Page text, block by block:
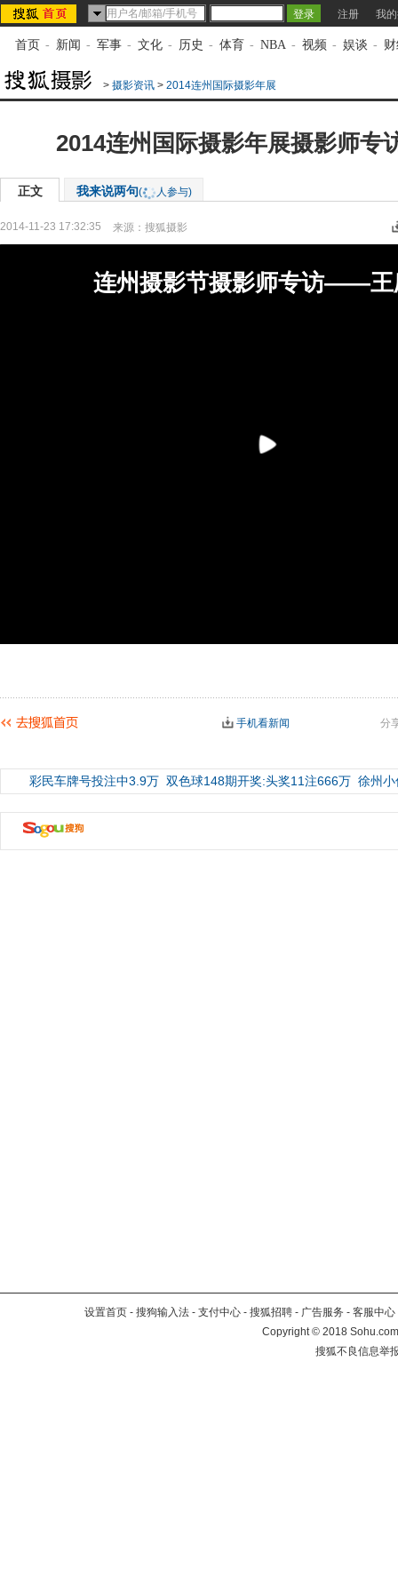
注册 我
首页 - 新闻 - 军事 - 文化 - 历史 - 体育 - NBA - 视频 - 娱谈 -
> 摄影资讯 > 2014连州国际摄影年展
2014连州国际摄影年展摄影师
正文 我来说两句( 人参与)
2014-11-23 17:32:35 来源： 搜狐摄影
连州摄影节摄影师专访——王
分
手机看新闻
彩民车牌号投注中3.9万 双色球148期开奖:头奖11注666万 徐州
设置首页 - 搜狗输入法 - 支付中心 - 搜狐招聘 - 广告服务 - 客服中心
Copyright©2018
搜狐不良信息举